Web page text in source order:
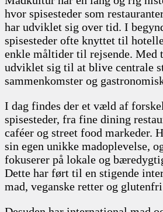
hvor spisesteder som
har udviklet sig over tid. I
spisesteder ofte knyttet til
enkle måltider til rejsende. Med
udviklet sig til at blive centrale
sammenkomster og
I dag findes der et væld af
spisesteder, fra fine dining
caféer og street food markeder.
sin egen unikke madoplevelse,
fokuserer på lokale og
Dette har ført til en stigende
mad, veganske retter og